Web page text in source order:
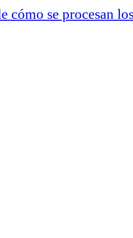
cómo se procesan